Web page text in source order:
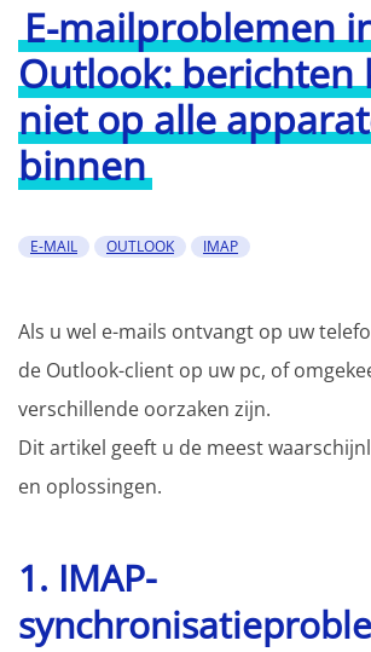
E-mailproblemen
Outlook: berichten
niet op alle
binnen
E-MAIL OUTLOOK IMAP
Als u wel e-mails ontvangt op uw
de Outlook-client op uw pc, of
verschillende oorzaken zijn.
Dit artikel geeft u de meest
en oplossingen.
1. IMAP-